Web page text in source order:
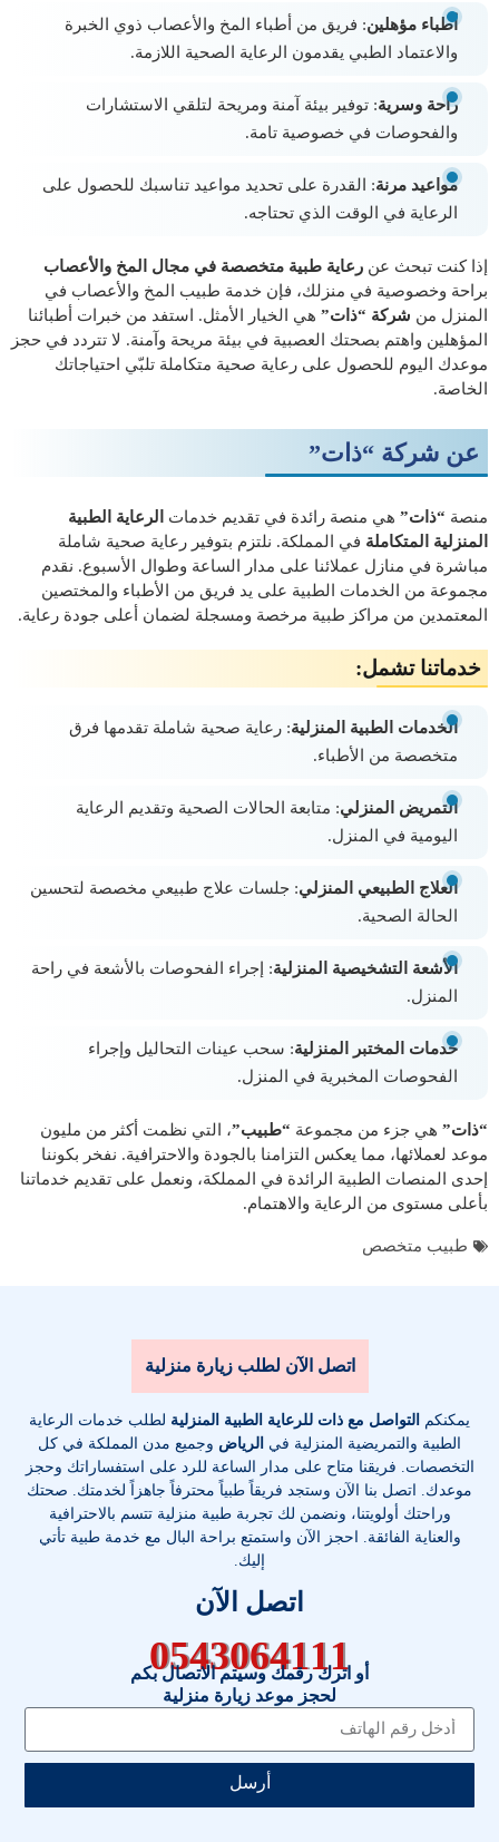
أطباء مؤهلين: فريق من أطباء المخ والأعصاب ذوي الخبرة
والاعتماد الطبي يقدمون الرعاية الصحية اللازمة.
راحة وسرية: توفير بيئة آمنة ومريحة لتلقي الاستشارات
والفحوصات في خصوصية تامة.
مواعيد مرنة: القدرة على تحديد مواعيد تناسبك للحصول على
الرعاية في الوقت الذي تحتاجه.
إذا كنت تبحث عن رعاية طبية متخصصة في مجال المخ والأعصاب
براحة وخصوصية في منزلك، فإن خدمة طبيب المخ والأعصاب في
المنزل من شركة “ذات” هي الخيار الأمثل. استفد من خبرات أطبائنا
المؤهلين واهتم بصحتك العصبية في بيئة مريحة وآمنة. لا تتردد في حجز
موعدك اليوم للحصول على رعاية صحية متكاملة تلبّي احتياجاتك
الخاصة.
عن شركة “ذات”
منصة “ذات” هي منصة رائدة في تقديم خدمات
الرعاية الطبية
المنزلية المتكاملة في المملكة. نلتزم بتوفير رعاية صحية شاملة
مباشرة في منازل عملائنا على مدار الساعة وطوال الأسبوع. نقدم
مجموعة من الخدمات الطبية على يد فريق من الأطباء والمختصين
المعتمدين من مراكز طبية مرخصة ومسجلة لضمان أعلى جودة رعاية.
خدماتنا تشمل:
الخدمات الطبية المنزلية: رعاية صحية شاملة تقدمها فرق
متخصصة من الأطباء.
التمريض المنزلي: متابعة الحالات الصحية وتقديم الرعاية
اليومية في المنزل.
العلاج الطبيعي المنزلي: جلسات علاج طبيعي مخصصة لتحسين
الحالة الصحية.
الأشعة التشخيصية المنزلية: إجراء الفحوصات بالأشعة في راحة
المنزل.
خدمات المختبر المنزلية: سحب عينات التحاليل وإجراء
الفحوصات المخبرية في المنزل.
“ذات” هي جزء من مجموعة “طبيب”، التي نظمت أكثر من مليون
موعد لعملائها، مما يعكس التزامنا بالجودة والاحترافية. نفخر بكوننا
إحدى المنصات الطبية الرائدة في المملكة، ونعمل على تقديم خدماتنا
بأعلى مستوى من الرعاية والاهتمام.
طبيب متخصص
اتصل الآن لطلب زيارة منزلية
يمكنكم التواصل مع ذات للرعاية الطبية المنزلية لطلب خدمات الرعاية
الطبية والتمريضية المنزلية في الرياض وجميع مدن المملكة في كل
التخصصات. فريقنا متاح على مدار الساعة للرد على استفساراتك وحجز
موعدك. اتصل بنا الآن وستجد فريقاً طبياً محترفاً جاهزاً لخدمتك. صحتك
وراحتك أولويتنا، ونضمن لك تجربة طبية منزلية تتسم بالاحترافية
والعناية الفائقة. احجز الآن واستمتع براحة البال مع خدمة طبية تأتي
إليك.
اتصل الآن
0543064111
أو اترك رقمك وسيتم الاتصال بكم
لحجز موعد زيارة منزلية
أرسل